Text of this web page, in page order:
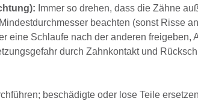
Immer so drehen, dass die Zähne
beachten (sonst Risse
eine Schlaufe nach der anderen freigeben,
durch Zahnkontakt und
beschädigte oder lose Teile